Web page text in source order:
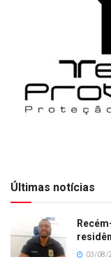
Últimas notícias
03/08/